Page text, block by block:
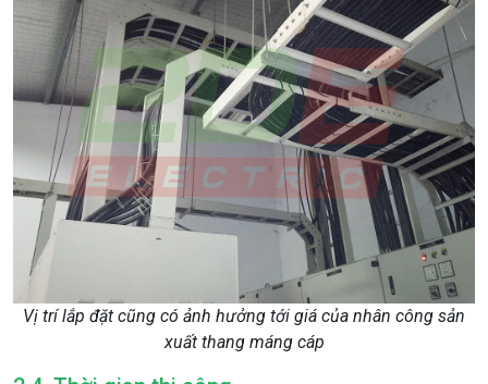
Vị trí lắp đặt cũng có ảnh hưởng tới giá của nhân công sản
xuất thang máng cáp